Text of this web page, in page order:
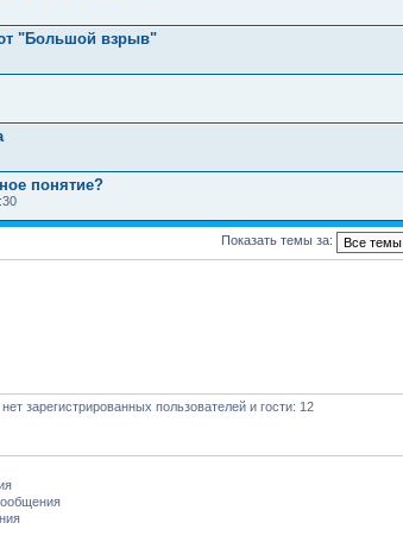
"Большой взрыв"
понятие?
Показать темы за:
зарегистрированных пользователей и гости: 12